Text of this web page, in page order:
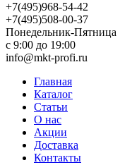
+7(495)968-54-42
+7(495)508-00-37
Понедельник-Пятница
с 9:00 до 19:00
info@mkt-profi.ru
Главная
Каталог
Статьи
О нас
Акции
Доставка
Контакты